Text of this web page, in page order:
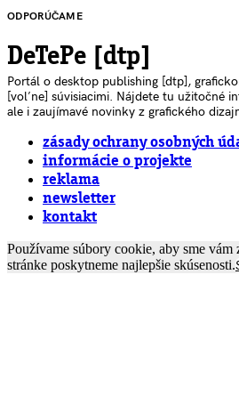
ODPORÚČAME
DeTePe [dtp]
Portál o desktop publishing [dtp],
[voľne] súvisiacimi. Nájdete tu užitočné
ale i zaujímavé novinky z grafického
zásady ochrany osobných
informácie o projekte
reklama
newsletter
kontakt
Používame súbory cookie, aby sme vám
stránke poskytneme najlepšie skúsenosti.